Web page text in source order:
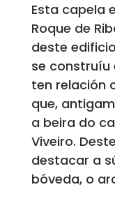
Esta capela
Roque de
deste
se construíu
ten relación
que,
a beira do
Viveiro.
destacar a
bóveda, o